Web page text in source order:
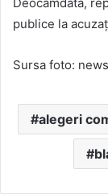
Deocamdată,
publice la
Sursa foto:
alegeri